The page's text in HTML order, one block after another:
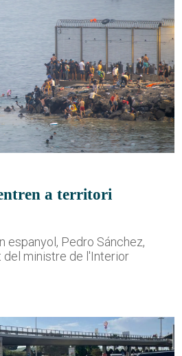
a territori
espanyol, Pedro Sánchez,
del ministre de l'Interior